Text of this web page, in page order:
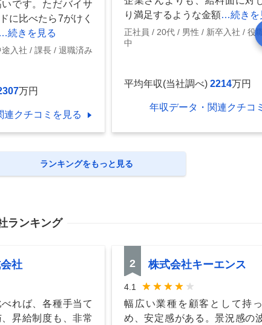
です。ただバイサ
に比べたら7がけく
…続きを見る
途入社 課長 退職済み
万円
連クチコミを見る
り満足するような金額…続きを
正社員 20代 男性 新卒入社 役
中
平均年収(当社調べ) 2214万円
年収データ・関連クチコ
ランキングをもっと見る
ランキング
社
れば、各種手当て
昇給制度も、非常
2 株式会社キーエンス
4.1
幅広い業種を顧客として持っ
め、安定感がある。景況感の